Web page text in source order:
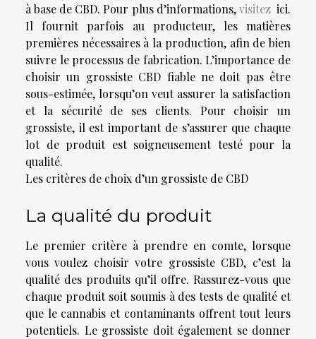
à base de CBD. Pour plus d’informations,visitezici.
Il fournit parfois au producteur, les matières
premières nécessaires à la production, afin de bien
suivre le processus de fabrication. L’importance de
choisir un grossiste CBD fiable ne doit pas être
sous-estimée, lorsqu’on veut assurer la satisfaction
et la sécurité de ses clients. Pour choisir un
grossiste, il est important de s’assurer que chaque
lot de produit est soigneusement testé pour la
qualité.
Les critères de choix d’un grossiste de CBD
La qualité du produit
Le premier critère à prendre en comte, lorsque
vous voulez choisir votre grossiste CBD, c’est la
qualité des produits qu’il offre. Rassurez-vous que
chaque produit soit soumis à des tests de qualité et
que le cannabis et contaminants offrent tout leurs
potentiels. Le grossiste doit également se donner